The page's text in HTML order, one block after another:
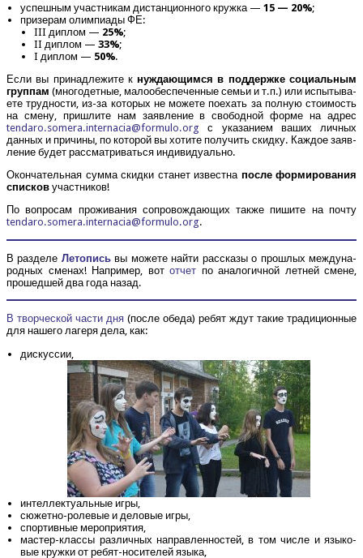
успеш­ным участ­ни­кам дистан­ци­он­но­го круж­ка —15 — 20%;
при­зе­рам олим­пи­а­ды ФЕ:
III диплом — 25%;
II диплом —33%;
I диплом — 50%.
Если вы при­над­ле­жи­те кнуж­да­ю­щим­ся в под­держ­ке соци­аль­ным
груп­пам (мно­го­дет­ные, мало­обес­пе­чен­ные семьи и т.п.) или испы­ты­ва­
е­те труд­но­сти, из-за кото­рых не може­те поехать за пол­ную сто­и­мость
на сме­ну, при­шли­те нам заяв­ле­ние в сво­бод­ной фор­ме на адрес
tendaro.​somera.​internacia@​formulo.​org с ука­за­ни­ем ваших лич­ных
дан­ных и при­чи­ны, по кото­рой вы хоти­те полу­чить скид­ку. Каж­дое заяв­
ле­ние будет рас­смат­ри­вать­ся индивидуально.
Окон­ча­тель­ная сум­ма скид­ки ста­нет извест­на после фор­ми­ро­ва­ния
спис­ков участников!
По вопро­сам про­жи­ва­ния сопро­вож­да­ю­щих так­же пиши­те на почту
tendaro.​somera.​internacia@​formulo.​org.
В раз­де­ле Лето­письвы може­те най­ти рас­ска­зы о про­шлых меж­ду­на­
род­ных сме­нах! Напри­мер, вот отчет по ана­ло­гич­ной лет­ней смене,
про­шед­шей два года назад.
В твор­че­ской части дня (после обе­да) ребят ждут такие тра­ди­ци­он­ные
для наше­го лаге­ря дела, как:
дис­кус­сии,
интел­лек­ту­аль­ные игры,
сюжет­но-роле­вые и дело­вые игры,
спор­тив­ные мероприятия,
мастер-клас­сы раз­лич­ных направ­лен­но­стей, в том чис­ле и язы­ко­
вые круж­ки от ребят-носи­те­лей языка,